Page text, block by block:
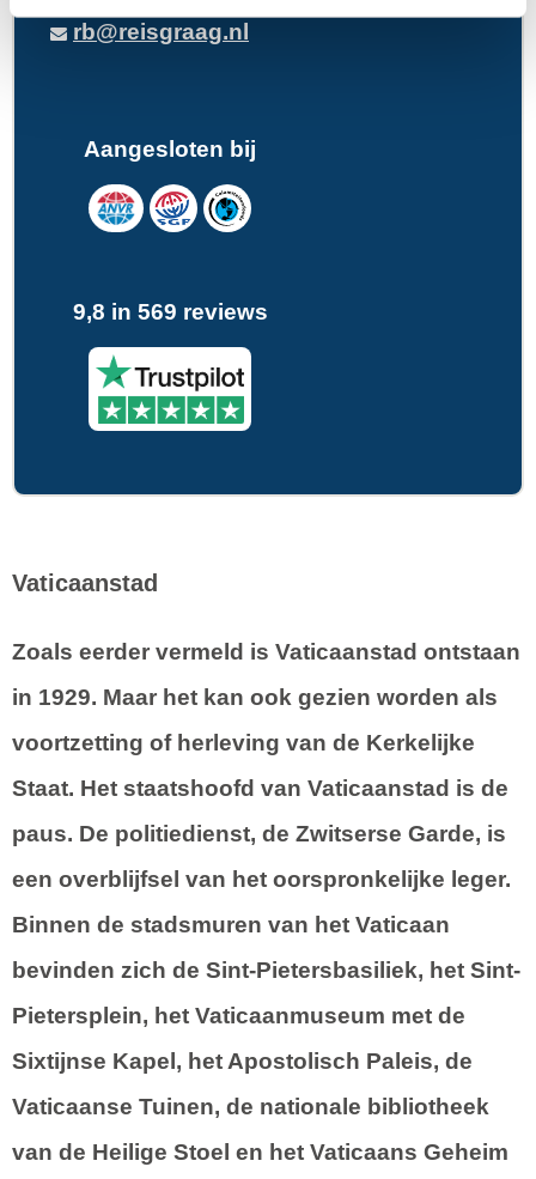
rb@reisgraag.nl
Aangesloten bij
9,8 in 569 reviews
Vaticaanstad
Zoals eerder vermeld is Vaticaanstad ontstaan
in 1929. Maar het kan ook gezien worden als
voortzetting of herleving van de Kerkelijke
Staat. Het staatshoofd van Vaticaanstad is de
paus. De politiedienst, de Zwitserse Garde, is
een overblijfsel van het oorspronkelijke leger.
Binnen de stadsmuren van het Vaticaan
bevinden zich de Sint-Pietersbasiliek, het Sint-
Pietersplein, het Vaticaanmuseum met de
Sixtijnse Kapel, het Apostolisch Paleis, de
Vaticaanse Tuinen, de nationale bibliotheek
van de Heilige Stoel en het Vaticaans Geheim